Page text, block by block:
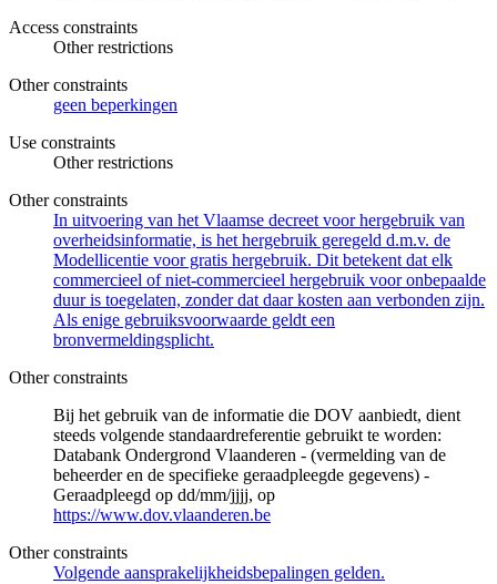
Access constraints
Other restrictions
Other constraints
geen beperkingen
Use constraints
Other restrictions
Other constraints
In uitvoering van het Vlaamse decreet voor hergebruik van
overheidsinformatie, is het hergebruik geregeld d.m.v. de
Modellicentie voor gratis hergebruik. Dit betekent dat elk
commercieel of niet-commercieel hergebruik voor onbepaalde
duur is toegelaten, zonder dat daar kosten aan verbonden zijn.
Als enige gebruiksvoorwaarde geldt een
bronvermeldingsplicht.
Other constraints
Bij het gebruik van de informatie die DOV aanbiedt, dient
steeds volgende standaardreferentie gebruikt te worden:
Databank Ondergrond Vlaanderen - (vermelding van de
beheerder en de specifieke geraadpleegde gegevens) -
Geraadpleegd op dd/mm/jjjj, op
https://www.dov.vlaanderen.be
Other constraints
Volgende aansprakelijkheidsbepalingen gelden.